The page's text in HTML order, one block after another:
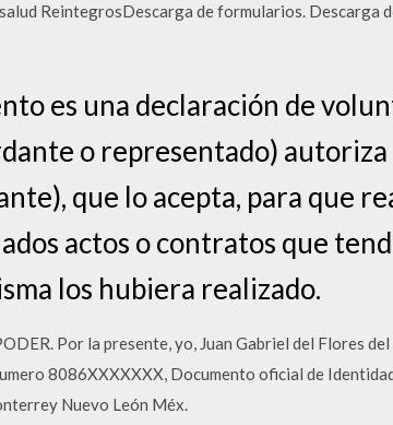
ReintegrosDescarga de formularios. Descarga
es una declaración de
o representado)
que lo acepta, para que
actos o contratos que
los hubiera realizado.
Por la presente, yo, Juan Gabriel del Flores
8086XXXXXXX, Documento oficial de
Nuevo León Méx.